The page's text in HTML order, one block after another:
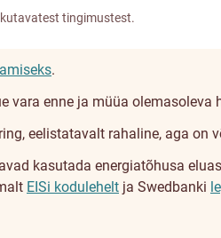
tingimustest.
.
vara enne ja müüa olemasoleva
eelistatavalt rahaline, aga
kasutada energiatõhusa
EISi kodulehelt ja Swedbanki